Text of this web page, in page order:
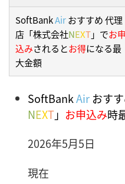
SoftBankAirおすすめ 代理
店「株式会社NEXT」でお申
込みされるとお得になる最
大金額
SoftBankAir おす
NEXT」 お申込み時
2026年5月5日
現在